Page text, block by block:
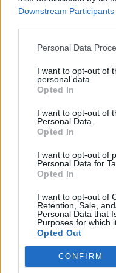
Downstream Participants
Personal Data
I want to opt-out of
personal data.
Opted In
I want to opt-out of
Personal Data.
Opted In
I want to opt-out of
Personal Data for
Opted In
I want to opt-out of
Retention, Sale,
Personal Data that
Purposes for which
Opted Out
CONFIRM
KAPCSOLÓDÓ CIKKEK
Akkumulátor
A BYD
Elektromos
Smart
Elektromos
Tesla: